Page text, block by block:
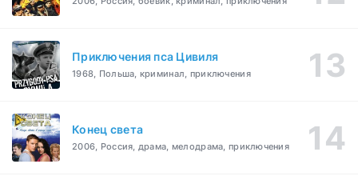
Приключения пса Цивиля
1968, Польша, криминал, приключения
Конец света
2006, Россия, драма, мелодрама, приключения